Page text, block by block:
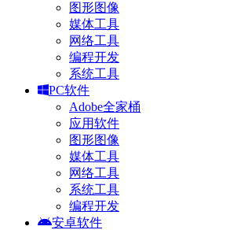
图形图像
媒体工具
网络工具
编程开发
系统工具
PC软件
Adobe全家桶
应用软件
图形图像
媒体工具
网络工具
系统工具
编程开发
安卓软件